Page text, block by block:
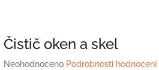
Čistič oken a skel
Průměrné
Neohodnoceno Podrobnosti hodnocení